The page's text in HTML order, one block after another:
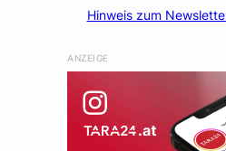
Hinweis zum
ANZEIGE